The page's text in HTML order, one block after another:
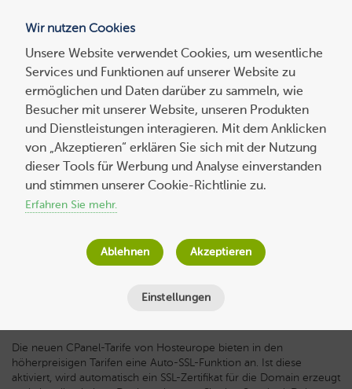
Suchen
nach:
cPanel – Let’s Encrypt Zertifikate
generieren und nutzen
Andy Dunkel am5. Mai 2021
Minuten
Die neuen CPanel-Tarife von Hosteurope bieten in den
höherpreisigen Tarifen eine Auto-SSL-Funktion an. Ist diese
aktiviert, wird automatisch ein SSL-Zertifikat für die Domain erzeugt
Wir nutzen Cookies
Unsere Website verwendet Cookies, um wesentliche
Services und Funktionen auf unserer Website zu
ermöglichen und Daten darüber zu sammeln, wie
Besucher mit unserer Website, unseren Produkten
und Dienstleistungen interagieren. Mit dem Anklicken
von „Akzeptieren“ erklären Sie sich mit der Nutzung
dieser Tools für Werbung und Analyse einverstanden
und stimmen unserer Cookie-Richtlinie zu.
Erfahren Sie mehr.
Einstellungen
Ablehnen Akzeptieren